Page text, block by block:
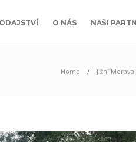
O NÁS NAŠI
Home Jižní Morava